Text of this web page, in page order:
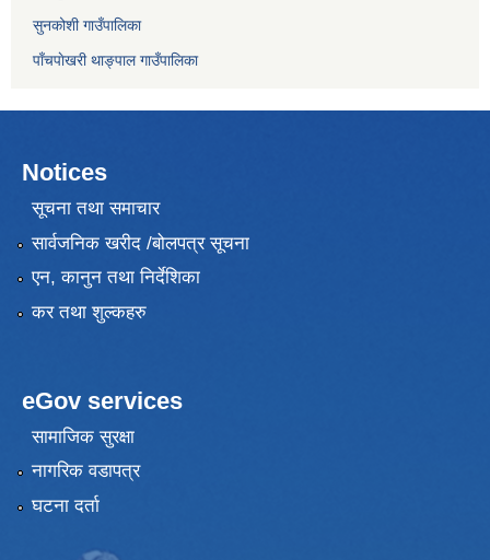
सुनकोशी गाउँपालिका
पाँचपाेखरी थाङ्पाल गाउँपालिका
Notices
सूचना तथा समाचार
सार्वजनिक खरीद /बोलपत्र सूचना
एन, कानुन तथा निर्देशिका
कर तथा शुल्कहरु
eGov services
सामाजिक सुरक्षा
नागरिक वडापत्र
घटना दर्ता